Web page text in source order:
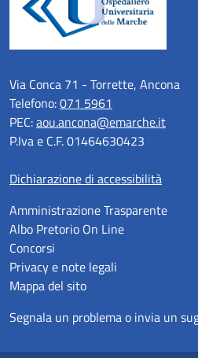
Via Conca 71 - Torrette, Ancona
Telefono:071 5961
PEC:aou.ancona@emarche.it
P.Iva e C.F. 01464630423
Dichiarazione di accessibilità
Amministrazione Trasparente
Albo Pretorio On Line
Concorsi
Privacy e note legali
Mappa del sito
Segnala un problema o invia un